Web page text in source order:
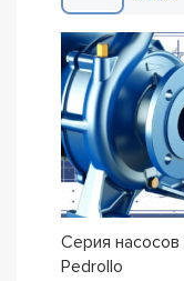
Серия насосов
Pedrollo